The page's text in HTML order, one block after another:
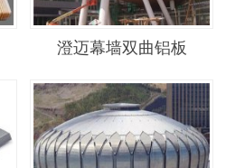
澄迈幕墙双曲铝板